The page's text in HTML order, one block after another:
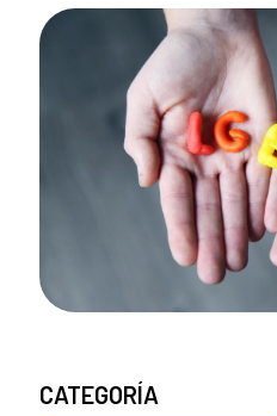
CATEGORÍA